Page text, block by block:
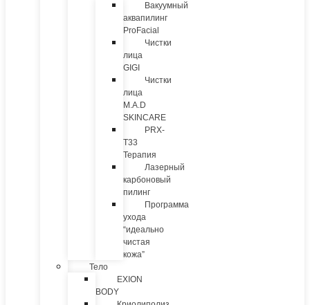
Вакуумный
аквапилинг
ProFacial
Чистки
лица
GIGI
Чистки
лица
M.A.D
SKINCARE
PRX-
T33
Терапия
Лазерный
карбоновый
пилинг
Программа
ухода
“идеально
чистая
кожа”
Тело
EXION
BODY